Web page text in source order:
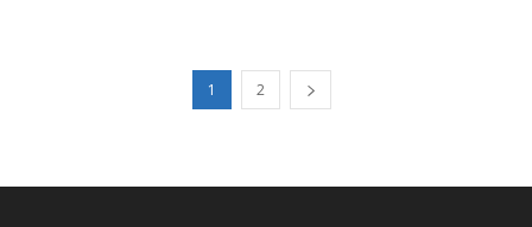
1 2